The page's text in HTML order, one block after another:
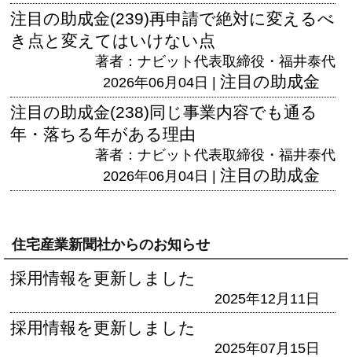
注目の助成金(239)再申請で絶対に変えるべ
き点と変えてはいけない点
著者：ナビット代表取締役・福井泰代
2026年06月04日 | 注目の助成金
注目の助成金(238)同じ事業内容でも通る
年・落ちる年がある理由
著者：ナビット代表取締役・福井泰代
2026年06月04日 | 注目の助成金
住宅産業新聞社からのお知らせ
採用情報を更新しました
2025年12月11日
採用情報を更新しました
2025年07月15日